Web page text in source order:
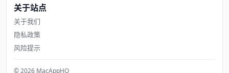
关于站点
关于我们
隐私政策
风险提示
© 2026 MacAppHQ